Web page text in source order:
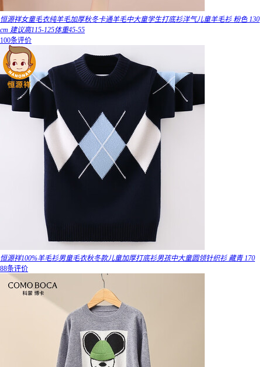
恒源祥女童毛衣纯羊毛加厚秋冬卡通羊毛中大童学生打底衫洋气儿童羊毛衫 粉色 130
cm 建议高115-125体重45-55
100条评价
恒源祥100%羊毛衫男童毛衣秋冬款儿童加厚打底衫男孩中大童圆领针织衫 藏青 170
88条评价